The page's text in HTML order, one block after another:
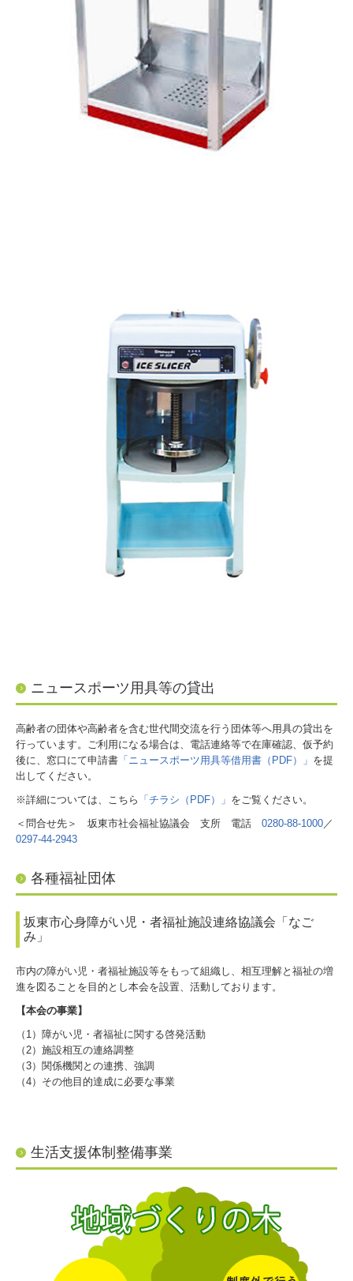
ニュースポーツ用具等の貸出
高齢者の団体や高齢者を含む世代間交流を行う団体等へ用具の貸出を
行っています。ご利用になる場合は、電話連絡等で在庫確認、仮予約
後に、窓口にて申請書 「ニュースポーツ用具等借用書（PDF）」 を提
出してください。
※詳細については、こちら 「チラシ（PDF）」 をご覧ください。
＜問合せ先＞ 坂東市社会福祉協議会 支所 電話 0280-88-1000／
0297-44-2943
各種福祉団体
坂東市心身障がい児・者福祉施設連絡協議会「なご
み」
市内の障がい児・者福祉施設等をもって組織し、相互理解と福祉の増
進を図ることを目的とし本会を設置、活動しております。
【本会の事業】
（1）障がい児・者福祉に関する啓発活動
（2）施設相互の連絡調整
（3）関係機関との連携、強調
（4）その他目的達成に必要な事業
生活支援体制整備事業